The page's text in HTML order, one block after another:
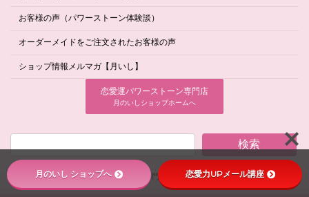
お客様の声（パワーストーン体験談）
オーダーメイドをご注文されたお客様の声
ショップ情報メルマガ【月いし】
恋愛運パワーストーン専門店
月のいしショップホームへ
検索
Copyright © 復縁/恋愛パワーストーン専門店 月のいしブログ All Rights Reserved.
月のいし ショップへ 恋愛力UPメール講座